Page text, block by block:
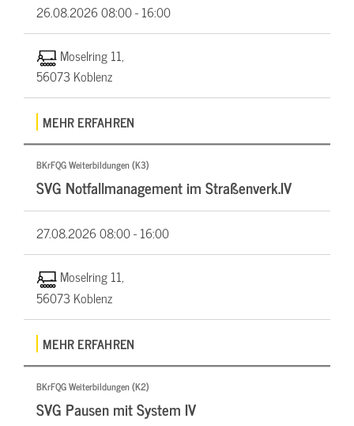
26.08.202608:00 - 16:00
Moselring 11,
56073 Koblenz
MEHR ERFAHREN
BKrFQG Weiterbildungen (K3)
SVG Notfallmanagement im Straßenverk.IV
27.08.202608:00 - 16:00
Moselring 11,
56073 Koblenz
MEHR ERFAHREN
BKrFQG Weiterbildungen (K2)
SVG Pausen mit System IV